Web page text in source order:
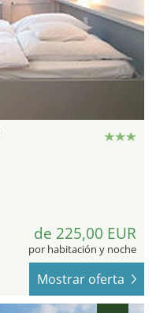
de 225,00 EUR
por habitación y noche
Mostrar oferta